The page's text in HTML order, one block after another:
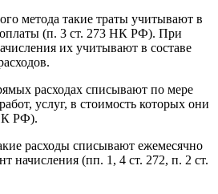
метода такие траты учитывают в
(п. 3 ст. 273 НК РФ). При
их учитывают в составе
расходах списывают по мере
услуг, в стоимость которых они
РФ).
расходы списывают ежемесячно
начисления (пп. 1, 4 ст. 272, п. 2 ст.